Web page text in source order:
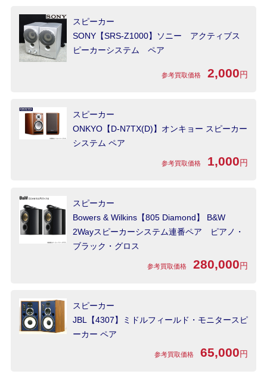
スピーカー
SONY【SRS-Z1000】ソニー アクティブス
ピーカーシステム ペア
参考買取価格 2,000円
スピーカー
ONKYO【D-N7TX(D)】オンキョー スピーカー
システム ペア
参考買取価格 1,000円
スピーカー
Bowers & Wilkins【805 Diamond】 B&W
2Wayスピーカーシステム連番ペア ピアノ・
ブラック・グロス
参考買取価格 280,000円
スピーカー
JBL【4307】ミドルフィールド・モニタースピ
ーカー ペア
参考買取価格 65,000円